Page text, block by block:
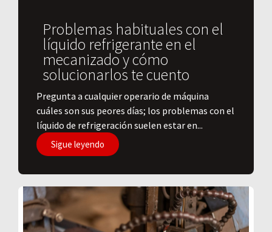
Problemas habituales con el
líquido refrigerante en el
mecanizado y cómo
solucionarlos te cuento
Pregunta a cualquier operario de máquina
cuáles son sus peores días; los problemas con el
líquido de refrigeración suelen estar en...
Sigue leyendo